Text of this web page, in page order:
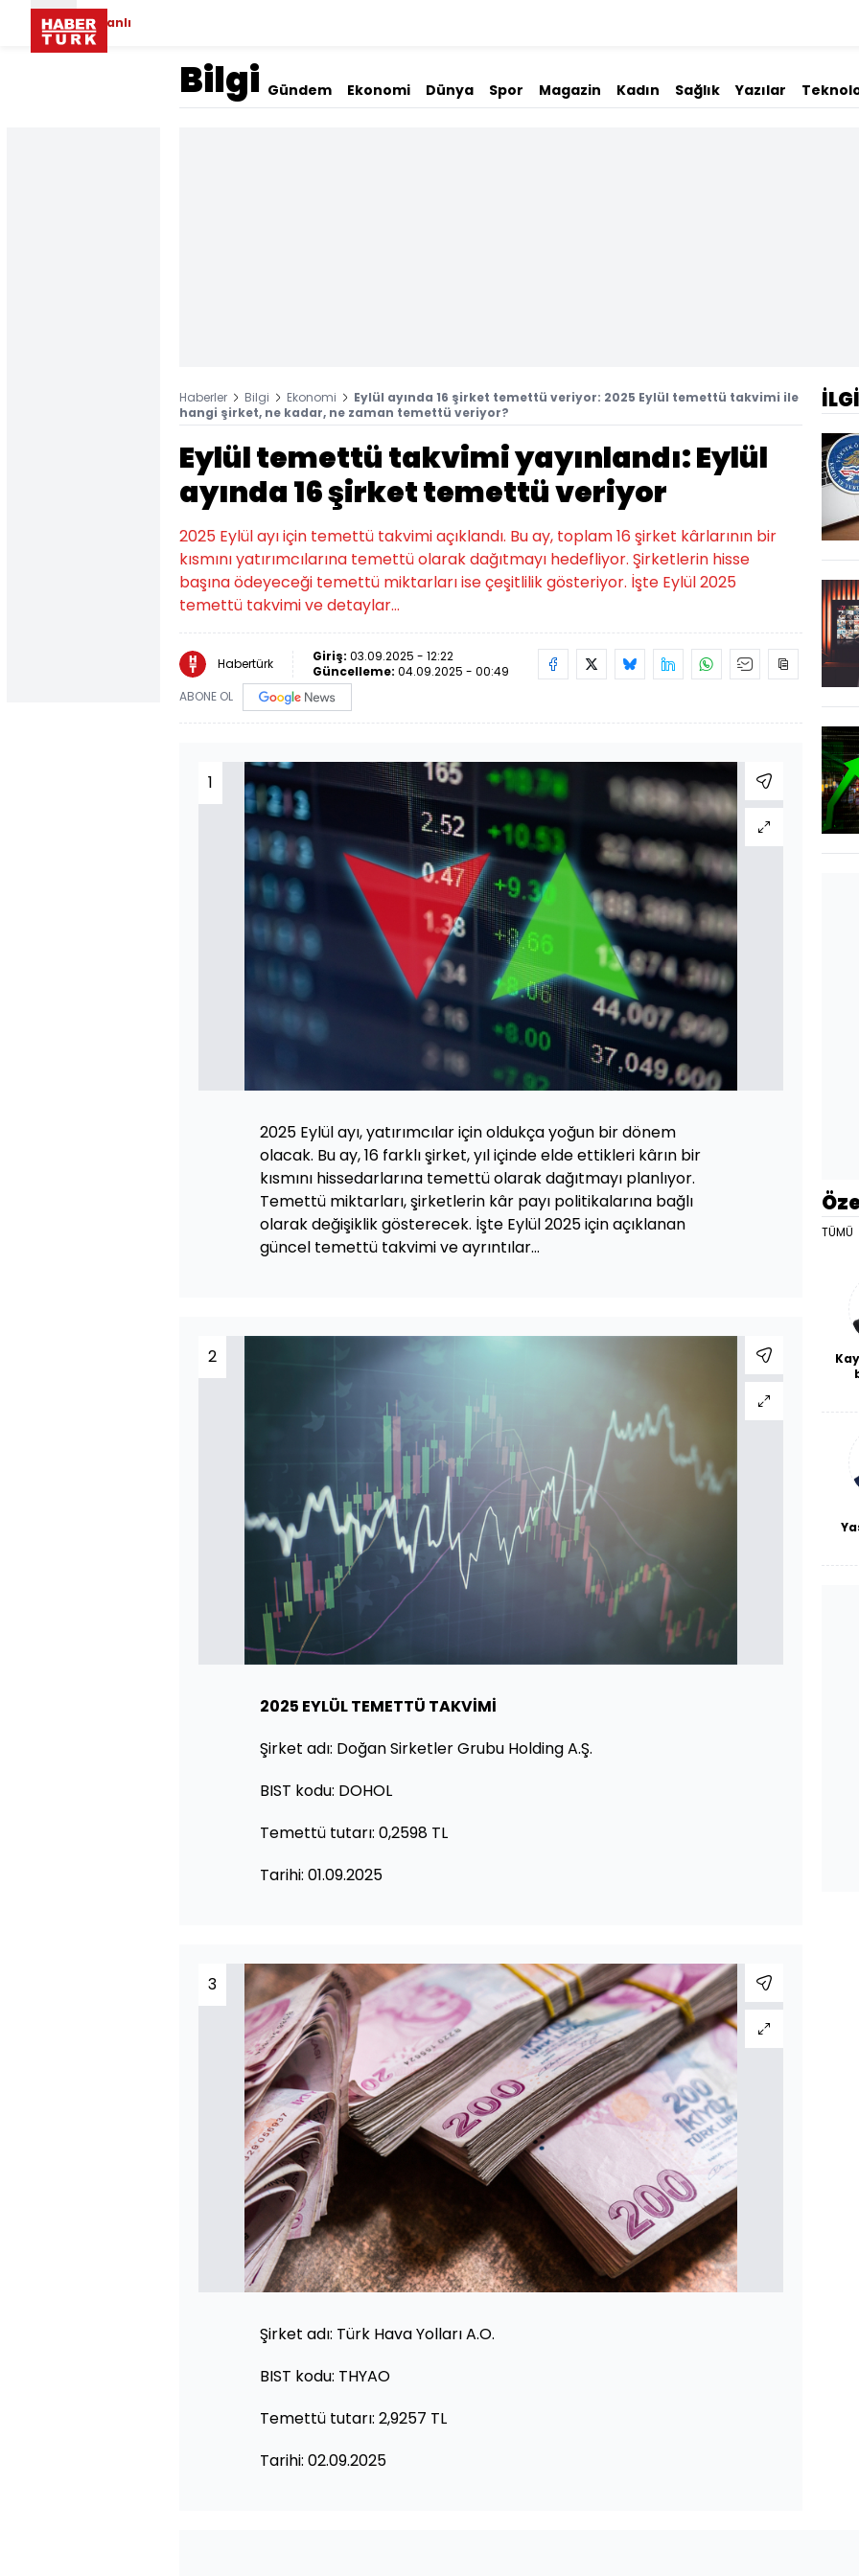
Canlı
Bilgi Gündem Ekonomi Dünya Spor Magazin Kadın Sağlık Yazılar
Haberler Bilgi Ekonomi
Eylül ayında 16 şirket temettü veriyor: 2025 Eylül temettü takvimi ile
hangi şirket, ne kadar, ne zaman temettü veriyor?
Eylül temettü takvimi yayınlandı: Eylül
ayında 16 şirket temettü veriyor
2025 Eylül ayı için temettü takvimi açıklandı. Bu ay, toplam 16 şirket kârlarının bir
kısmını yatırımcılarına temettü olarak dağıtmayı hedefliyor. Şirketlerin hisse
başına ödeyeceği temettü miktarları ise çeşitlilik gösteriyor. İşte Eylül 2025
temettü takvimi ve detaylar…
Habertürk Giriş: 03.09.2025 - 12:22
Güncelleme: 04.09.2025 - 00:49
ABONE OL
1
2025 Eylül ayı, yatırımcılar için oldukça yoğun bir dönem
olacak. Bu ay, 16 farklı şirket, yıl içinde elde ettikleri kârın bir
kısmını hissedarlarına temettü olarak dağıtmayı planlıyor.
Temettü miktarları, şirketlerin kâr payı politikalarına bağlı
olarak değişiklik gösterecek. İşte Eylül 2025 için açıklanan
güncel temettü takvimi ve ayrıntılar…
2
2025 EYLÜL TEMETTÜ TAKVİMİ
Şirket adı: Doğan Sirketler Grubu Holding A.Ş.
BIST kodu: DOHOL
Temettü tutarı: 0,2598 TL
Tarihi: 01.09.2025
3
Şirket adı: Türk Hava Yolları A.O.
BIST kodu: THYAO
Temettü tutarı: 2,9257 TL
Tarihi: 02.09.2025
TÜMÜ